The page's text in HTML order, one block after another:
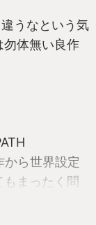
ない。「あら
た時は凄す
した。
今作はDLC
たから。納
うなという気
勿体無い良作
から世界設定
まったく問